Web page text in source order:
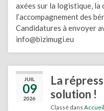
axées sur la logistique, la
l’accompagnement des
Candidatures à envoyer
info@bizimugi.eu
JUIL
09
2026
La
solution !
Classé dans Accueil